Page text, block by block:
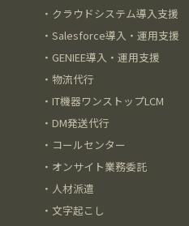
・ クラウドシステム導入支援
・Salesforce導入・運用支援
・ GENIEE導入・運用支援
・物流代行
・ IT機器ワンストップLCM
・ DM発送代行
・ コールセンター
・ オンサイト業務委託
・ 人材派遣
・ 文字起こし